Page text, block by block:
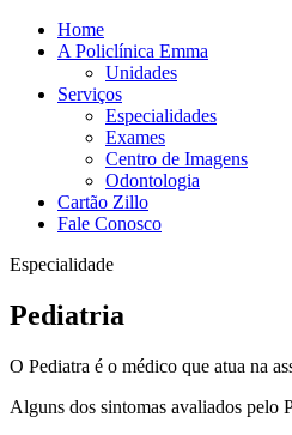
Home
A Policlínica Emma
Unidades
Serviços
Especialidades
Exames
Centro de Imagens
Odontologia
Cartão Zillo
Fale Conosco
Especialidade
Pediatria
O Pediatra é o médico que atua na
Alguns dos sintomas avaliados pelo